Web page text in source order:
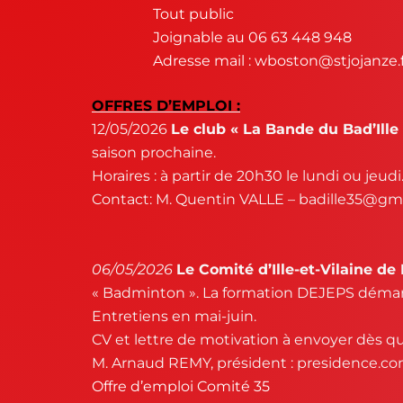
Tout public
Joignable au 06 63 448 948
Adresse mail :
OFFRES D’EMPLOI :
12/05/2026 Le club « La Bande du Bad’Ille
saison prochaine.
Horaires : à partir de 20h30 le lundi ou
Contact: M. Quentin VALLE –
06/05/2026 Le Comité d’Ille-et-Vilaine
« Badminton ». La formation DEJEPS
Entretiens en mai-juin.
CV et lettre de motivation à envoyer dès
M. Arnaud REMY, président :
Offre d’emploi Comité 35